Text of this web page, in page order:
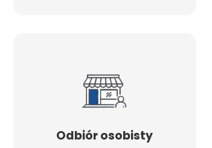
Odbiór osobisty